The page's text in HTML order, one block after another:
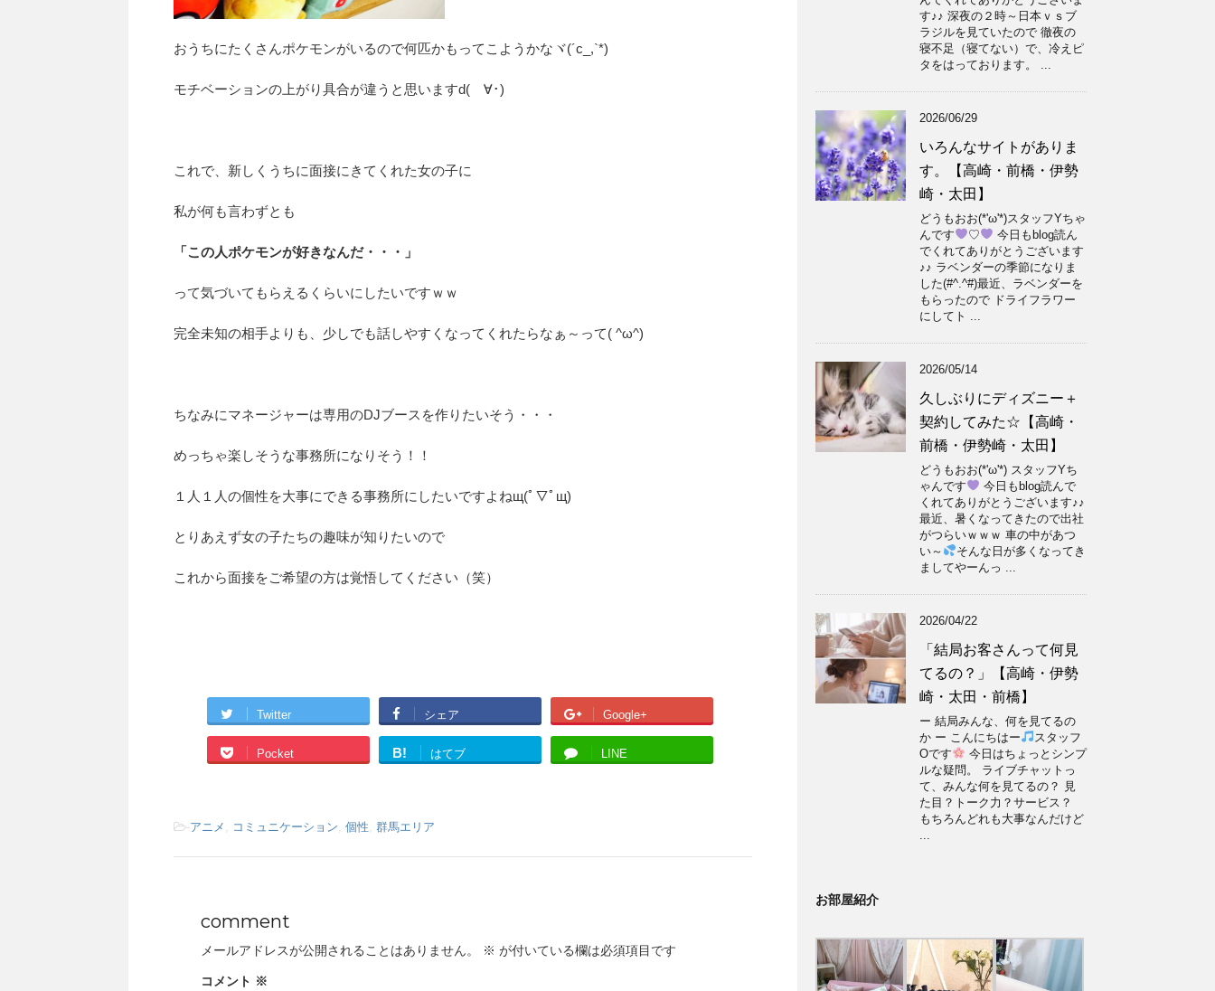
おうちにたくさんポケモンがいるので何匹かもってこようかなヾ(´c_,`*)
モチベーションの上がり具合が違うと思いますd(ゝ∀･)
これで、新しくうちに面接にきてくれた女の子に
私が何も言わずとも
「この人ポケモンが好きなんだ・・・」
って気づいてもらえるくらいにしたいですｗｗ
完全未知の相手よりも、少しでも話しやすくなってくれたらなぁ～って( ^ω^)
ちなみにマネージャーは専用のDJブースを作りたいそう・・・
めっちゃ楽しそうな事務所になりそう！！
１人１人の個性を大事にできる事務所にしたいですよねщ(ﾟ▽ﾟщ)
とりあえず女の子たちの趣味が知りたいので
これから面接をご希望の方は覚悟してください（笑）
Twitter シェア Google+
Pocket B! はてブ LINE
-アニメ コミュニケーション 個性 群馬エリア
comment
メールアドレスが公開されることはありません。 ※ が付いている欄は必須項目です
コメント ※
す♪♪ 深夜の２時～日本ｖｓブ
ラジルを見ていたので 徹夜の
寝不足（寝てない）で、冷えピ
タをはっております。 ...
2026/06/29
いろんなサイトがありま
す。【高崎・前橋・伊勢
崎・太田】
どうもおお(*'ω'*)スタッフYちゃ
んです
♡
今日もblog読ん
でくれてありがとうございます
♪♪ ラベンダーの季節になりま
した(#^.^#)最近、ラベンダーを
もらったので ドライフラワー
にしてト ...
2026/05/14
久しぶりにディズニー＋
契約してみた☆【高崎・
前橋・伊勢崎・太田】
どうもおお(*'ω'*) スタッフYち
ゃんです
今日もblog読んで
くれてありがとうございます♪♪
最近、暑くなってきたので出社
がつらいｗｗｗ 車の中があつ
い～
そんな日が多くなってき
ましてやーんっ ...
2026/04/22
「結局お客さんって何見
てるの？」【高崎・伊勢
崎・太田・前橋】
ー 結局みんな、何を見てるの
か ー こんにちはー
スタッフ
Oです
今日はちょっとシンプ
ルな疑問。 ライブチャットっ
て、みんな何を見てるの？ 見
た目？トーク力？サービス？
もちろんどれも大事なんだけど
...
お部屋紹介